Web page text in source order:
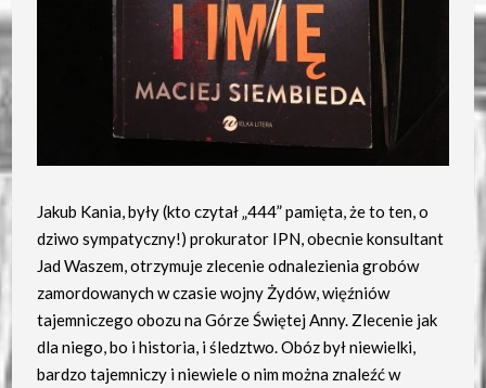
Jakub Kania, były (kto czytał „444” pamięta, że to ten, o
dziwo sympatyczny!) prokurator IPN, obecnie konsultant
Jad Waszem, otrzymuje zlecenie odnalezienia grobów
zamordowanych w czasie wojny Żydów, więźniów
tajemniczego obozu na Górze Świętej Anny. Zlecenie jak
dla niego, bo i historia, i śledztwo. Obóz był niewielki,
bardzo tajemniczy i niewiele o nim można znaleźć w